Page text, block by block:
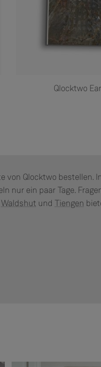
Qlocktwo
von Qlocktwo bestellen.
nur ein paar Tage.
Waldshut und Tiengen